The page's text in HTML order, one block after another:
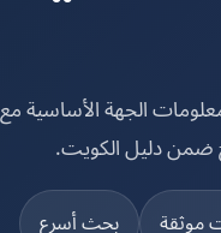
الجهة الأساسية
ضمن دليل الكويت.
موثقة بحث أسرع